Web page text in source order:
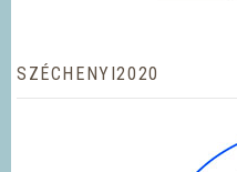
SZÉCHENYI2020